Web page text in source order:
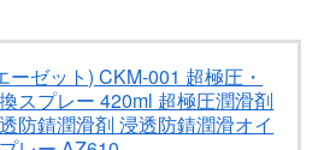
ーゼット) CKM-001 超極圧・
スプレー 420ml 超極圧潤滑剤
防錆潤滑剤 浸透防錆潤滑オイ